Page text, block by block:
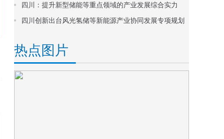
四川：提升新型储能等重点领域的产业发展综合实力
四川创新出台风光氢储等新能源产业协同发展专项规划
热点图片